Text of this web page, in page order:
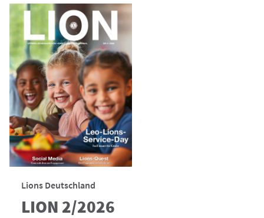
Lions Deutschland
LION 2/2026